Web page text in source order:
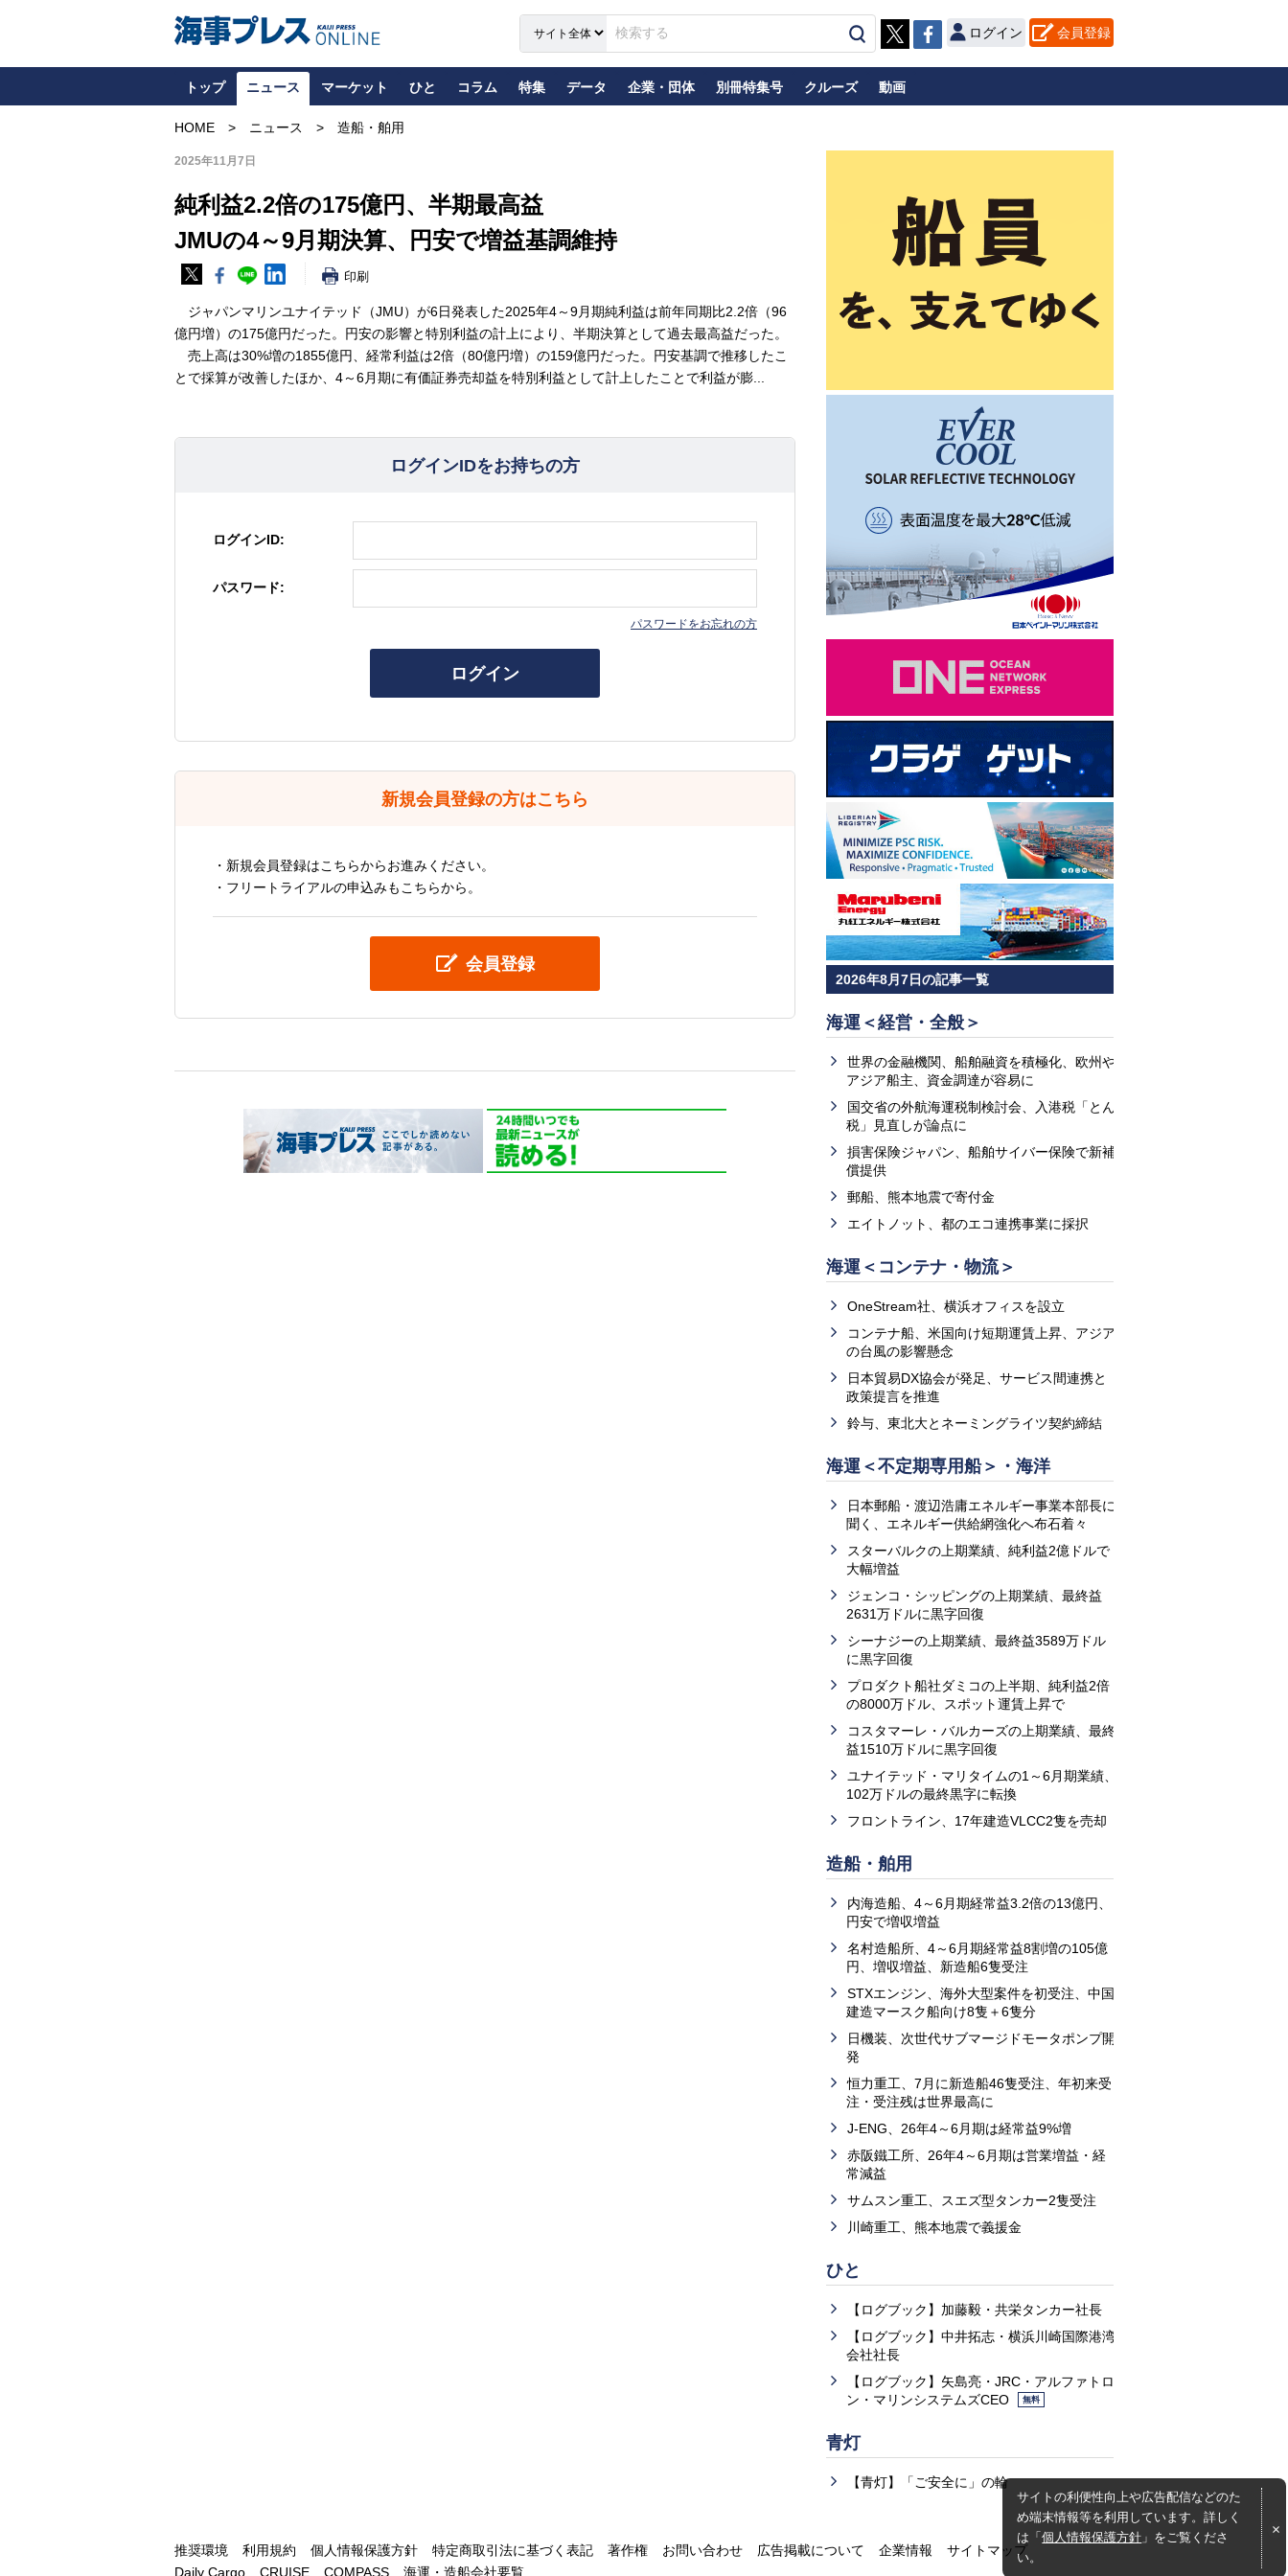
ログイン 会員登録
トップ ニュース マーケット ひと コラム 特集 データ 企業・団体 別冊特集号 クルーズ 動画
HOME ニュース 造船・舶用
2025年11月7日
純利益2.2倍の175億円、半期最高益
JMUの4～9月期決算、円安で増益基調維持
印刷
ジャパンマリンユナイテッド（JMU）が6日発表した2025年4～9月期純利益は前年同期比2.2倍（96
億円増）の175億円だった。円安の影響と特別利益の計上により、半期決算として過去最高益だった。
売上高は30%増の1855億円、経常利益は2倍（80億円増）の159億円だった。円安基調で推移したこ
とで採算が改善したほか、4～6月期に有価証券売却益を特別利益として計上したことで利益が膨...
ログインIDをお持ちの方
ログインID:
パスワード:
パスワードをお忘れの方
ログイン
新規会員登録の方はこちら
・新規会員登録はこちらからお進みください。
・フリートライアルの申込みもこちらから。
会員登録
2026年8月7日の記事一覧
海運＜経営・全般＞
世界の金融機関、船舶融資を積極化、欧州や
アジア船主、資金調達が容易に
国交省の外航海運税制検討会、入港税「とん
税」見直しが論点に
損害保険ジャパン、船舶サイバー保険で新補
償提供
郵船、熊本地震で寄付金
エイトノット、都のエコ連携事業に採択
海運＜コンテナ・物流＞
OneStream社、横浜オフィスを設立
コンテナ船、米国向け短期運賃上昇、アジア
の台風の影響懸念
日本貿易DX協会が発足、サービス間連携と
政策提言を推進
鈴与、東北大とネーミングライツ契約締結
海運＜不定期専用船＞・海洋
日本郵船・渡辺浩庸エネルギー事業本部長に
聞く、エネルギー供給網強化へ布石着々
スターバルクの上期業績、純利益2億ドルで
大幅増益
ジェンコ・シッピングの上期業績、最終益
2631万ドルに黒字回復
シーナジーの上期業績、最終益3589万ドル
に黒字回復
プロダクト船社ダミコの上半期、純利益2倍
の8000万ドル、スポット運賃上昇で
コスタマーレ・バルカーズの上期業績、最終
益1510万ドルに黒字回復
ユナイテッド・マリタイムの1～6月期業績、
102万ドルの最終黒字に転換
フロントライン、17年建造VLCC2隻を売却
造船・舶用
内海造船、4～6月期経常益3.2倍の13億円、
円安で増収増益
名村造船所、4～6月期経常益8割増の105億
円、増収増益、新造船6隻受注
STXエンジン、海外大型案件を初受注、中国
建造マースク船向け8隻＋6隻分
日機装、次世代サブマージドモータポンプ開
発
恒力重工、7月に新造船46隻受注、年初来受
注・受注残は世界最高に
J-ENG、26年4～6月期は経常益9%増
赤阪鐵工所、26年4～6月期は営業増益・経
常減益
サムスン重工、スエズ型タンカー2隻受注
川崎重工、熊本地震で義援金
ひと
【ログブック】加藤毅・共栄タンカー社長
【ログブック】中井拓志・横浜川崎国際港湾
会社社長
【ログブック】矢島亮・JRC・アルファトロ
ン・マリンシステムズCEO
無料
青灯
【青灯】「ご安全に」の輪
サイトの利便性向上や広告配信などのた
め端末情報等を利用しています。詳しく
は「個人情報保護方針 」をご覧くださ
い。
推奨環境 利用規約 個人情報保護方針 特定商取引法に基づく表記 著作権 お問い合わせ 広告掲載について 企業情報
サイトマップ
Daily Cargo
CRUISE COMPASS 海運・造船会社要覧